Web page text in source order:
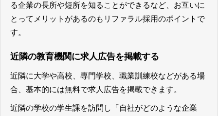
る企業の長所や短所を知ることができるなど、お互いに
とってメリットがあるのもリファラル採用のポイントで
す。
近隣の教育機関に求人広告を掲載する
近隣に大学や高校、専門学校、職業訓練校などがある場
合、基本的には無料で求人広告を掲載できます。
近隣の学校の学生課を訪問し「自社がどのような企業